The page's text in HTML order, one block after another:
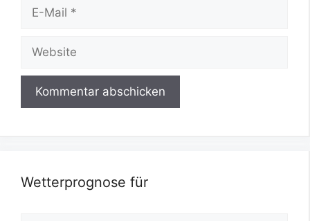
Website
Wetterprognose für